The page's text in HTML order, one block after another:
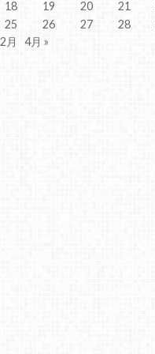
18 19 20 21
25
26 27 28
月
4月 »